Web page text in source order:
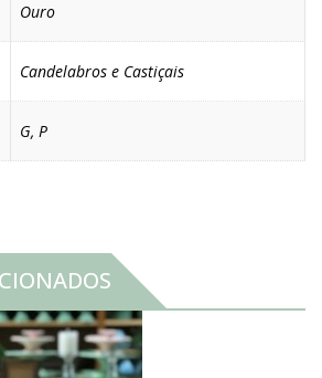
Ouro
Candelabros e Castiçais
G, P